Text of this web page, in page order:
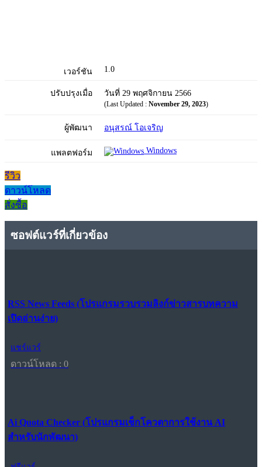
เวอร์ชัน 1.0
ปรับปรุงเมื่อ วันที่ 29 พฤศจิกายน 2566
(Last Updated : November 29, 2023)
ผู้พัฒนา อนุสรณ์ โอเจริญ
แพลตฟอร์ม Windows
รีวิว
ดาวน์โหลด
สั่งซื้อ
ซอฟต์แวร์ที่เกี่ยวข้อง
RSS News Feeds (โปรแกรมรวบรวมลิงก์ข่าวสารบทความ
เปิดอ่านง่าย)
แชร์แวร์
ดาวน์โหลด : 0
Ai Quota Checker (โปรแกรมเช็กโควตาการใช้งาน AI
สำหรับนักพัฒนา)